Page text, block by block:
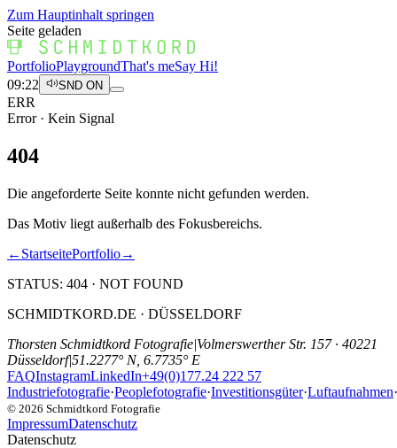
Zum Hauptinhalt springen
Seite geladen
PortfolioPlaygroundThat's meSay Hi!
09:22
SND ON
ERR
Error · Kein Signal
404
Die angeforderte Seite konnte nicht gefunden werden.
Das Motiv liegt außerhalb des Fokusbereichs.
← StartseitePortfolio→
STATUS: 404 · NOT FOUND
SCHMIDTKORD.DE · DÜSSELDORF
Thorsten Schmidtkord Fotografie|Volmerswerther Str. 157 · 40221
Düsseldorf|51.2277° N, 6.7735° E
FAQInstagramLinkedIn+49(0)177.24 222 57
Industriefotografie·Peoplefotografie·Investitionsgüter·Luftaufnahmen·
© 2026 Schmidtkord Fotografie
ImpressumDatenschutz
Datenschutz